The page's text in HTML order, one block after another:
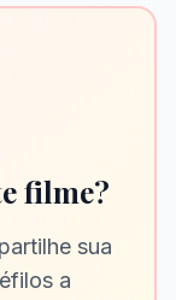
filme?
sua
a